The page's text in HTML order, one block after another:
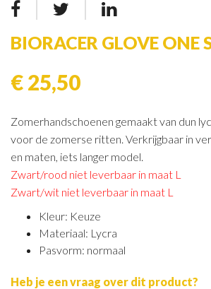
BIORACER GLOVE ONE
€ 25,50
Zomerhandschoenen gemaakt van dun
voor de zomerse ritten. Verkrijgbaar in
en maten, iets langer model.
Zwart/rood niet leverbaar in maat L
Zwart/wit niet leverbaar in maat L
Kleur: Keuze
Materiaal: Lycra
Pasvorm: normaal
Heb je een vraag over dit product?